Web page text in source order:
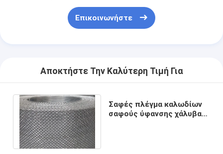
Επικοινωνήστε
Αποκτήστε Την Καλύτερη Τιμή Για
Σαφές πλέγμα καλωδίων
σαφούς ύφανσης χάλυβα